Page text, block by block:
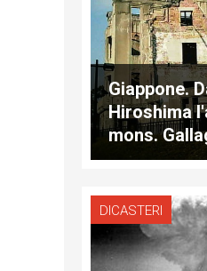
Giappone.
Hiroshima
mons.
la pace
DICASTERI